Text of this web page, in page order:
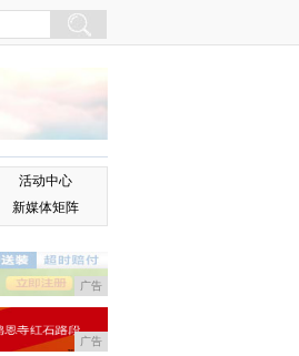
活动中心
新媒体矩阵
广告
广告